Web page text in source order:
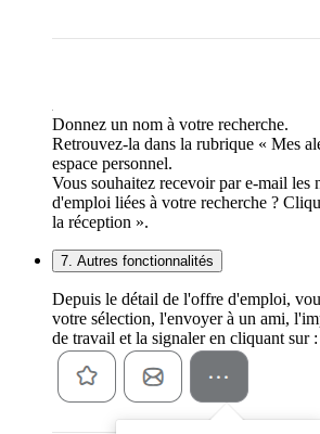
Donnez un nom à votre recherche.
Retrouvez-la dans la rubrique « Mes
espace personnel.
Vous souhaitez recevoir par e-mail les
d'emploi liées à votre recherche ?
la réception ».
7. Autres fonctionnalités
Depuis le détail de l'offre d'emploi,
votre sélection, l'envoyer à un ami,
de travail et la signaler en cliquant sur :